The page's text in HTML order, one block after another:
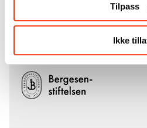
Tilpass
Ikke
samling og katalogen over
komplette kunstnerskap er